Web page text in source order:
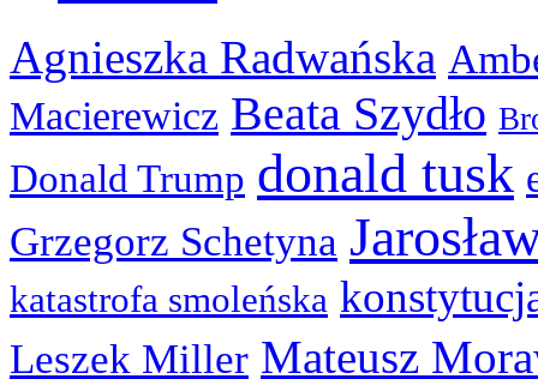
Agnieszka Radwańska
Macierewicz Beata Szydło
Donald Trump donald tusk
Grzegorz Schetyna
katastrofa smoleńska
Leszek Miller Mateusz